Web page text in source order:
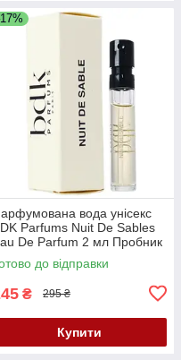
вода унісекс
Parfums Nuit De Sables
De Parfum 2 мл Пробник
до відправки
₴ 295 ₴
Купити